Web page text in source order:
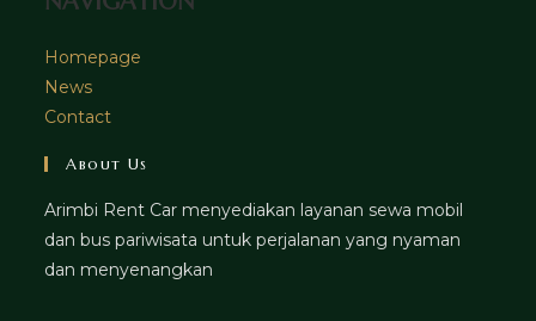
Homepage
News
Contact
About Us
Arimbi Rent Car menyediakan layanan sewa mobil
dan bus pariwisata untuk perjalanan yang nyaman
dan menyenangkan